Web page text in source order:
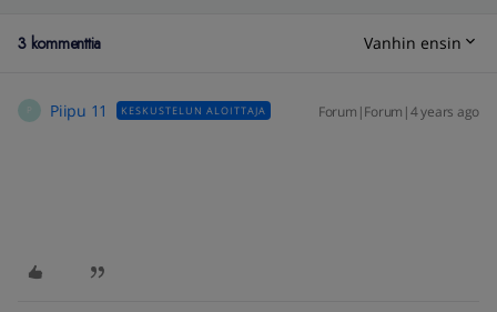
3 kommenttia Vanhin ensin
P Piipu 11 KESKUSTELUN ALOITTAJA Forum|Forum|4 years ago